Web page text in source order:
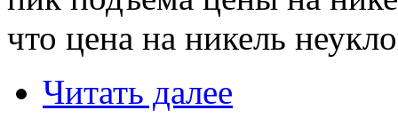
что цена на никель
Читать далее